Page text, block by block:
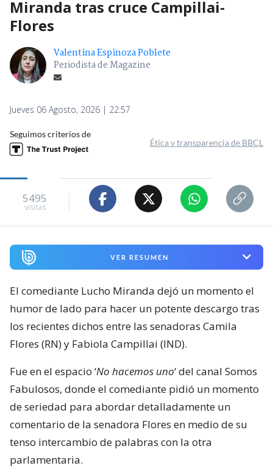
Miranda tras cruce Campillai-
Flores
Valentina Espinoza Poblete
Periodista de Magazine
Jueves 06 Agosto, 2026 | 22:57
Seguimos criterios de
Ética y transparencia de BBCL
5495
visitas
VER RESUMEN
El comediante Lucho Miranda dejó un momento el
humor de lado para hacer un potente descargo tras
los recientes dichos entre las senadoras Camila
Flores (RN) y Fabiola Campillai (IND).
Fue en el espacio ‘No hacemos uno‘ del canal Somos
Fabulosos, donde el comediante pidió un momento
de seriedad para abordar detalladamente un
comentario de la senadora Flores en medio de su
tenso intercambio de palabras con la otra
parlamentaria.